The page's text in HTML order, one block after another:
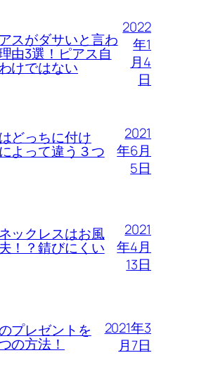
スがダサいと言わ
由3選！ピアス自
けではない
2022
年1
月4
日
どっちに付け
よって違う３つ
2021
年6月
5日
ックレスはお風
！？錆びにくい
2021
年4月
13日
プレゼントを
の方法！
2021年3
月7日